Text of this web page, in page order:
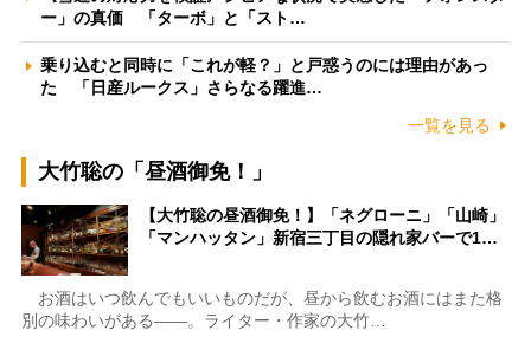
ー」の真価 「ターボ」と「スト…
乗り込むと同時に「これが軽？」と戸惑うのには理由があっ
た 「日産ルークス」さらなる躍進…
一覧を見る
大竹聡の「昼酒御免！」
【大竹聡の昼酒御免！】「ネグローニ」「山崎」
「マンハッタン」新宿三丁目の隠れ家バーで1…
お酒はいつ飲んでもいいものだが、昼から飲むお酒にはまた格
別の味わいがある――。ライター・作家の大竹…